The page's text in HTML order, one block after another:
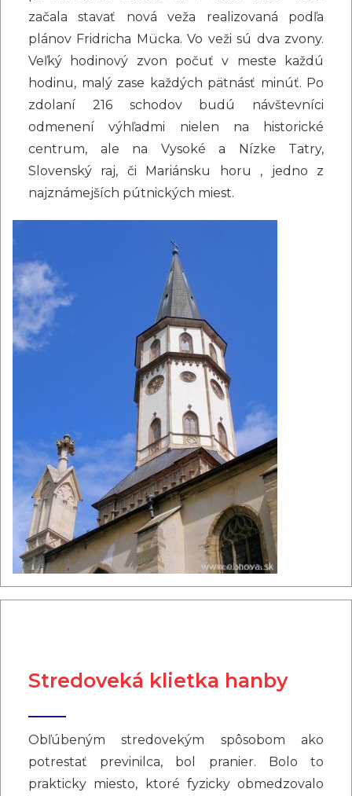
začala stavať nová veža realizovaná podľa
plánov Fridricha Mücka. Vo veži sú dva zvony.
Veľký hodinový zvon počuť v meste každú
hodinu, malý zase každých pätnásť minúť. Po
zdolaní 216 schodov budú návštevníci
odmenení výhľadmi nielen na historické
centrum, ale na Vysoké a Nízke Tatry,
Slovenský raj, či Mariánsku horu , jedno z
najznámejších pútnických miest.
Stredoveká klietka hanby
Obľúbeným stredovekým spôsobom ako
potrestať previnilca, bol pranier. Bolo to
prakticky miesto, ktoré fyzicky obmedzovalo